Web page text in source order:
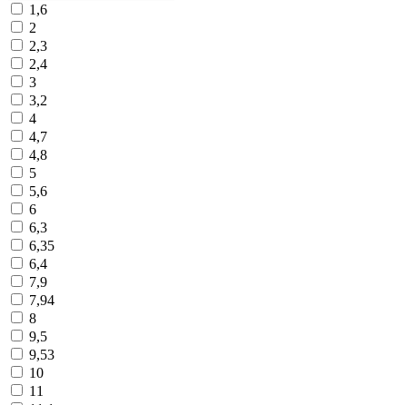
1,6
2
2,3
2,4
3
3,2
4
4,7
4,8
5
5,6
6
6,3
6,35
6,4
7,9
7,94
8
9,5
9,53
10
11